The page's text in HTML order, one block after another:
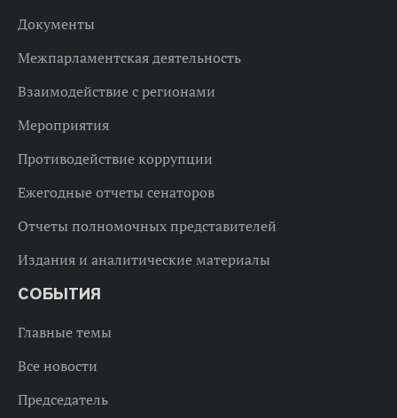
Документы
Межпарламентская деятельность
Взаимодействие с регионами
Мероприятия
Противодействие коррупции
Ежегодные отчеты сенаторов
Отчеты полномочных представителей
Издания и аналитические материалы
СОБЫТИЯ
Главные темы
Все новости
Председатель